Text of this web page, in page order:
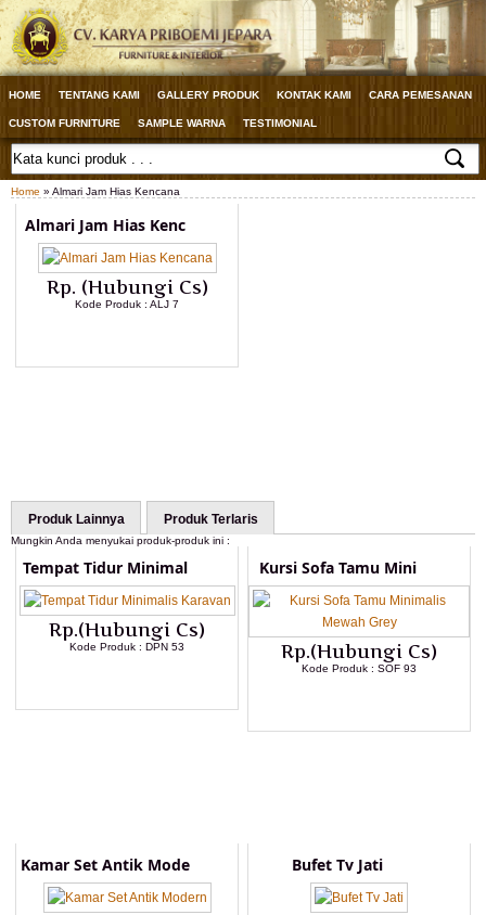
HOME TENTANG KAMI GALLERY PRODUK KONTAK KAMI CARA PEMESANAN
CUSTOM FURNITURE SAMPLE WARNA TESTIMONIAL
Home » Almari Jam Hias Kencana
Almari Jam Hias Kenc
Rp. (Hubungi Cs)
Kode Produk : ALJ 7
Produk Lainnya Produk Terlaris
Mungkin Anda menyukai produk-produk ini :
Tempat Tidur Minimal
Rp.(Hubungi Cs)
Kode Produk : DPN 53
Kursi Sofa Tamu Mini
Rp.(Hubungi Cs)
Kode Produk : SOF 93
Kamar Set Antik Mode Bufet Tv Jati